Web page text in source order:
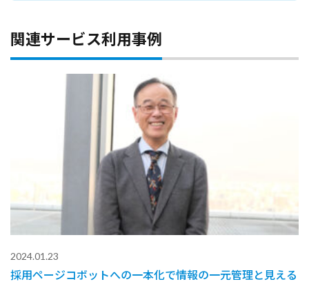
関連サービス利用事例
2024.01.23
採用ページコボットへの一本化で情報の一元管理と見える